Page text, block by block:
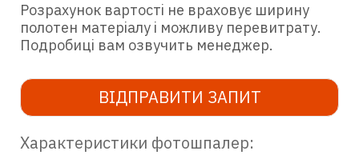
Розрахунок вартості не враховує ширину
полотен матеріалу і можливу перевитрату.
Подробиці вам озвучить менеджер.
ВІДПРАВИТИ ЗАПИТ
Характеристики фотошпалер: